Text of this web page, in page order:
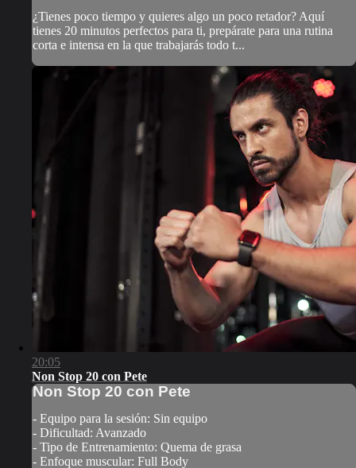
¿Tienes poco tiempo y quieres algo un poco retador? Aquí
tienes 20 minutos perfectos para ti, prepárate para una rutina
corta e intensa en la que trabajarás todo t...
20:05
Non Stop 20 con Pete
Non Stop 20 con Pete
- Equipo para la sesión: Sin equipo
- Dificultad: Avanzado
- Tipo de Entrenamiento: Quema de grasa
- Enfoque muscular: Full Body